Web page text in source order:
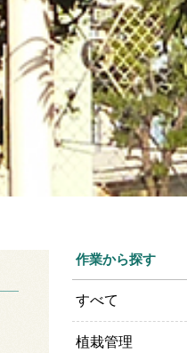
作業から探す
すべて
植栽管理